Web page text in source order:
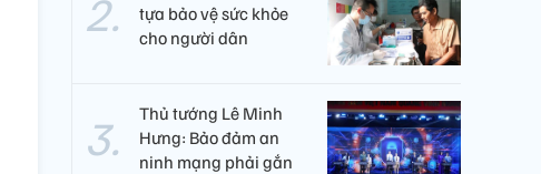
tựa bảo vệ sức khỏe
cho người dân
Thủ tướng Lê Minh
Hưng: Bảo đảm an
ninh mạng phải gắn